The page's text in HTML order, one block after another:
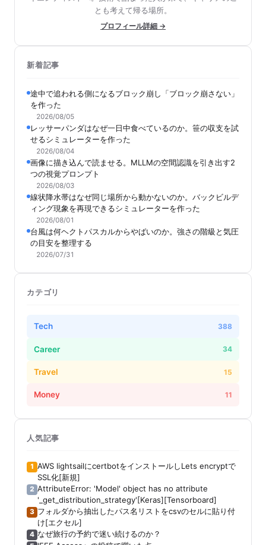
とも考えて帰る場所。
プロフィール詳細 →
新着記事
途中で追われる側になるブロック崩し「ブロック崩さない」
を作った
2026/08/05
レッサーパンダはなぜ一日中食べているのか。笹の収支を試
せるシミュレーターを作った
2026/08/04
画像に描き込んで読ませる。MLLMの空間認識を引き出す2
つの視覚プロンプト
2026/08/03
線状降水帯はなぜ同じ場所から動かないのか。バックビルデ
ィング現象を再現できるシミュレーターを作った
2026/08/01
台風は何ヘクトパスカルからやばいのか。強さの階級と気圧
の目安を整理する
2026/07/31
カテゴリ
Tech 388
Career 34
Travel 15
Money 11
人気記事
1 AWS lightsailにcertbotをインストールしLets encryptで
SSL化[新規]
2 AttributeError: 'Model' object has no attribute
'_get_distribution_strategy'[Keras][Tensorboard]
3 フォルダから抽出したパス名リストをcsvのセルに貼り付
け[エクセル]
4 なぜ旅行の予約で迷い続けるのか？